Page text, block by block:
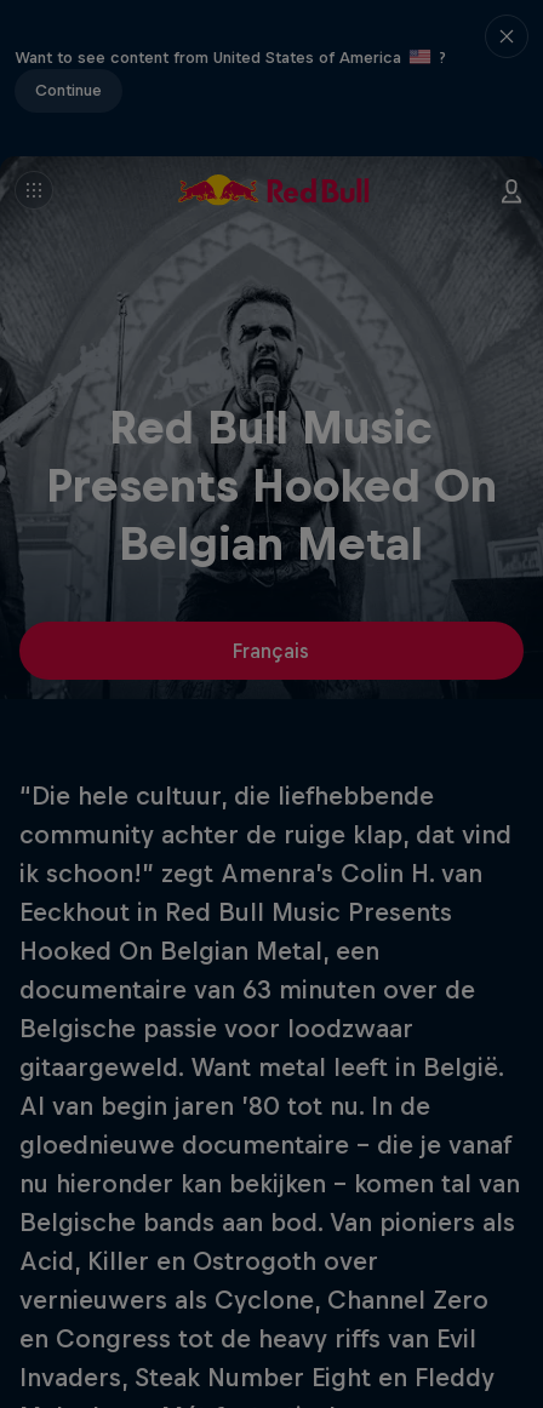
Want to see content from United States of America
?
Continue
Red Bull Music
Presents Hooked On
Belgian Metal
Français
“Die hele cultuur, die liefhebbende
community achter de ruige klap, dat vind
ik schoon!” zegt Amenra’s Colin H. van
Eeckhout in Red Bull Music Presents
Hooked On Belgian Metal, een
documentaire van 63 minuten over de
Belgische passie voor loodzwaar
gitaargeweld. Want metal leeft in België.
Al van begin jaren ’80 tot nu. In de
gloednieuwe documentaire - die je vanaf
nu hieronder kan bekijken - komen tal van
Belgische bands aan bod. Van pioniers als
Acid, Killer en Ostrogoth over
vernieuwers als Cyclone, Channel Zero
en Congress tot de heavy riffs van Evil
Invaders, Steak Number Eight en Fleddy